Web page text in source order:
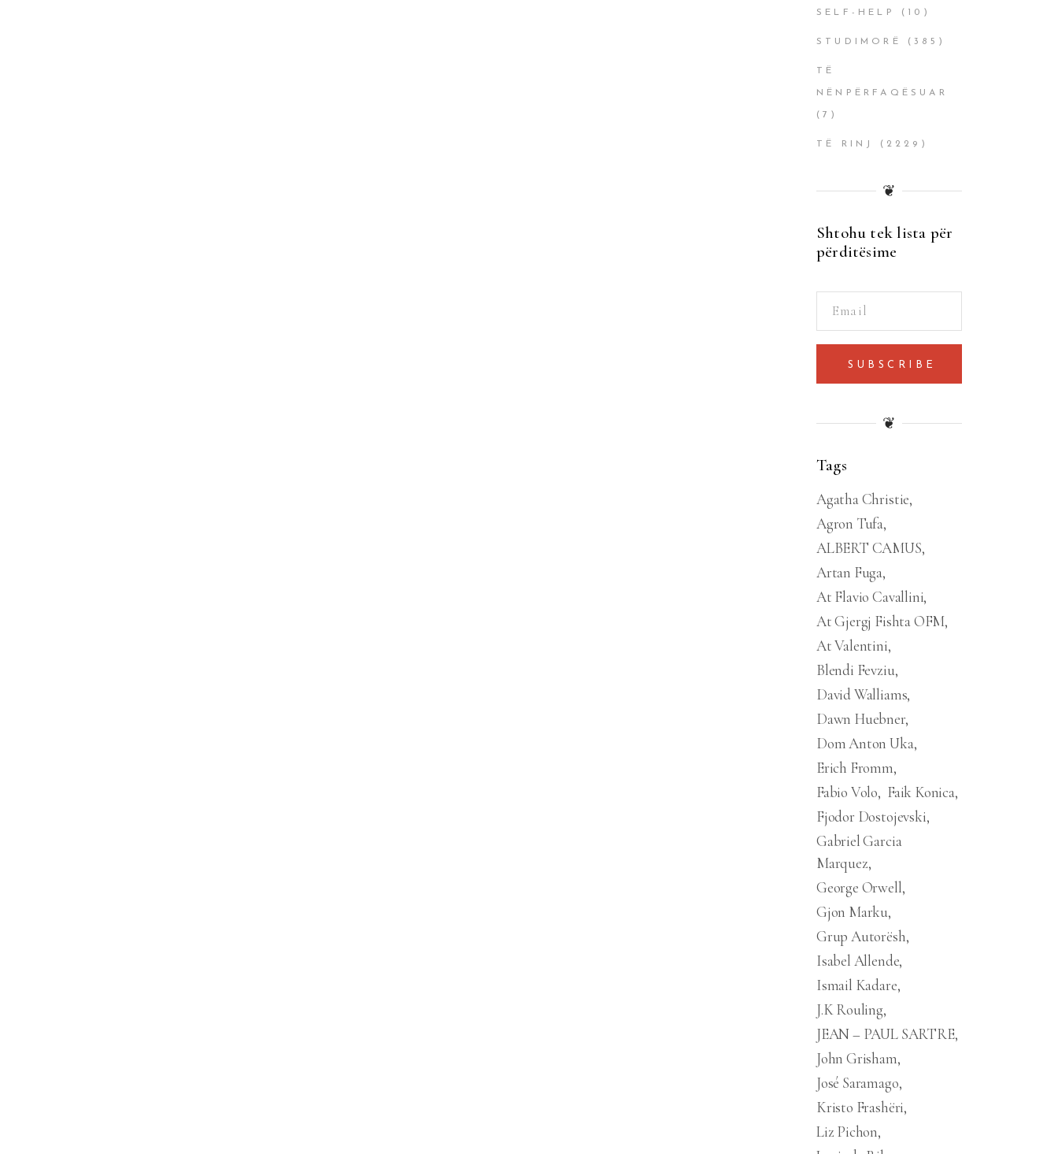
SELF-HELP (10)
STUDIMORË (385)
TË
NËNPËRFAQËSUAR
(7)
TË RINJ (2229)
❦
Shtohu tek lista për
përditësime
SUBSCRIBE
❦
Tags
Agatha Christie
Agron Tufa
ALBERT CAMUS
Artan Fuga
At Flavio Cavallini
At Gjergj Fishta OFM
At Valentini
Blendi Fevziu
David Walliams
Dawn Huebner
Dom Anton Uka
Erich Fromm
Fabio Volo
Faik Konica
Fjodor Dostojevski
Gabriel Garcia
Marquez
George Orwell
Gjon Marku
Grup Autorësh
Isabel Allende
Ismail Kadare
J.K Rouling
JEAN – PAUL SARTRE
John Grisham
José Saramago
Kristo Frashëri
Liz Pichon